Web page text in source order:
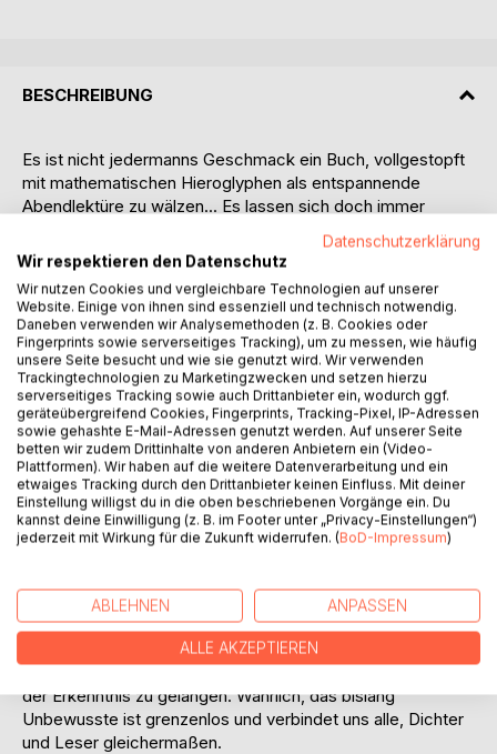
BESCHREIBUNG
Es ist nicht jedermanns Geschmack ein Buch, vollgestopft
mit mathematischen Hieroglyphen als entspannende
Abendlektüre zu wälzen... Es lassen sich doch immer
Anstrengung, dem Versuch die tief vergrabenen, in den
vom Symbolen-Dschungel verschlungenen Tempeln
liegenden Schätze aufzuspüren, einen ästhetischen
Genuss empfinden, wenn sie am Ende die aus dem
Verborgenen kommende "Message" einer unbekannten
Welt entziffert haben:
E=m*c^2
Es gibt eine magische Verbindung an der Quelle der Künste
und der Wissenschaft zwischen allen Ausdrucksformen,
denn in unserer Seelen-Quantenwelt, in der die Linearität
aufgehoben ist, finden nicht nur die millionenfache
Mutationen der Elemente statt, die für ein Sekunden-
Bruchteil immer neue Verbindungen eingehen, sondern es
Entstehens unserem wachenden Bewusstsein aufs Neue
zu vermitteln.
Es lohnt sich die exotischen Formeln, die Chemie der
Gedichte entziffern zu wollen um zu einer neuen Dimension
der Erkenntnis zu gelangen. Wahrlich, das bislang
Unbewusste ist grenzenlos und verbindet uns alle, Dichter
und Leser gleichermaßen.
Datenschutzerklärung
Wir respektieren den Datenschutz
Wir nutzen Cookies und vergleichbare Technologien auf unserer
Website. Einige von ihnen sind essenziell und technisch notwendig.
Daneben verwenden wir Analysemethoden (z. B. Cookies oder
Fingerprints sowie serverseitiges Tracking), um zu messen, wie häufig
unsere Seite besucht und wie sie genutzt wird. Wir verwenden
Trackingtechnologien zu Marketingzwecken und setzen hierzu
serverseitiges Tracking sowie auch Drittanbieter ein, wodurch ggf.
geräteübergreifend Cookies, Fingerprints, Tracking-Pixel, IP-Adressen
sowie gehashte E-Mail-Adressen genutzt werden. Auf unserer Seite
betten wir zudem Drittinhalte von anderen Anbietern ein (Video-
Plattformen). Wir haben auf die weitere Datenverarbeitung und ein
etwaiges Tracking durch den Drittanbieter keinen Einfluss. Mit deiner
Einstellung willigst du in die oben beschriebenen Vorgänge ein. Du
kannst deine Einwilligung (z. B. im Footer unter „Privacy-Einstellungen“)
jederzeit mit Wirkung für die Zukunft widerrufen. (BoD-Impressum)
ABLEHNEN ANPASSEN
ALLE AKZEPTIEREN